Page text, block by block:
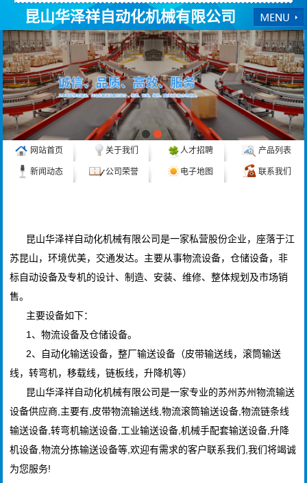
昆山华泽祥自动化机械有限公司
网站首页 关于我们 人才招聘 产品列表
新闻动态 公司荣誉 电子地图 联系我们
昆山华泽祥自动化机械有限公司是一家私营股份企业，座落于江
苏昆山，环境优美，交通发达。主要从事物流设备，仓储设备，非
标自动设备及专机的设计、制造、安装、维修、整体规划及市场销
售。
主要设备如下：
1、物流设备及仓储设备。
2、自动化输送设备，整厂输送设备（皮带输送线，滚筒输送
线，转弯机，移载线，链板线，升降机等）
昆山华泽祥自动化机械有限公司是一家专业的苏州苏州物流输送
设备供应商,主要有,皮带物流输送线,物流滚筒输送设备,物流链条线
输送设备,转弯机输送设备,工业输送设备,机械手配套输送设备,升降
机设备,物流分拣输送设备等,欢迎有需求的客户联系我们,我们将竭诚
为您服务!